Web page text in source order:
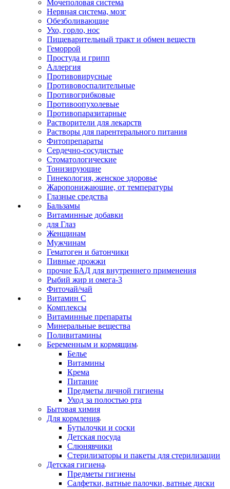
Мочеполовая система
Нервная система, мозг
Обезболивающие
Ухо, горло, нос
Пищеварительный тракт и обмен веществ
Геморрой
Простуда и грипп
Аллергия
Противовирусные
Противовоспалительные
Противогрибковые
Противоопухолевые
Противопаразитарные
Растворители для лекарств
Растворы для парентерального питания
Фитопрепараты
Сердечно-сосудистые
Стоматологические
Тонизирующие
Гинекология, женское здоровье
Жаропонижающие, от температуры
Глазные средства
Бальзамы
Витаминные добавки
для Глаз
Женщинам
Мужчинам
Гематоген и батончики
Пивные дрожжи
прочие БАД для внутреннего применения
Рыбий жир и омега-3
Фиточай/чай
Витамин С
Комплексы
Витаминные препараты
Минеральные вещества
Поливитамины
Беременным и кормящим
Белье
Витамины
Крема
Питание
Предметы личной гигиены
Уход за полостью рта
Бытовая химия
Для кормления
Бутылочки и соски
Детская посуда
Слюнявчики
Стерилизаторы и пакеты для стерилизации
Детская гигиена
Предметы гигиены
Салфетки, ватные палочки, ватные диски